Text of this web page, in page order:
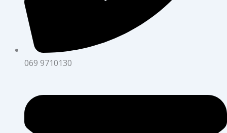
069 9710130